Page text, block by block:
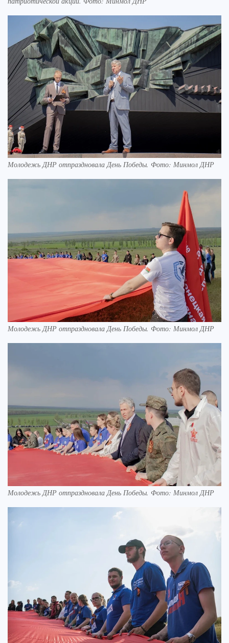
Молодежь ДНР отпраздновала День Победы. Фото: Минмол ДНР
Молодежь ДНР отпраздновала День Победы. Фото: Минмол ДНР
Молодежь ДНР отпраздновала День Победы. Фото: Минмол ДНР